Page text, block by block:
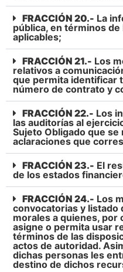
FRACCIÓN 20.- La
pública, en términos
aplicables;
FRACCIÓN 21.- Los
relativos a
que permita identificar
número de contrato y
FRACCIÓN 22.- Los
las auditorías al
Sujeto Obligado que se
aclaraciones que
FRACCIÓN 23.- El
de los estados
FRACCIÓN 24.- Los
convocatorias y listado
morales a quienes, por
asigne o permita usar
términos de las
actos de autoridad.
dichas personas les
destino de dichos